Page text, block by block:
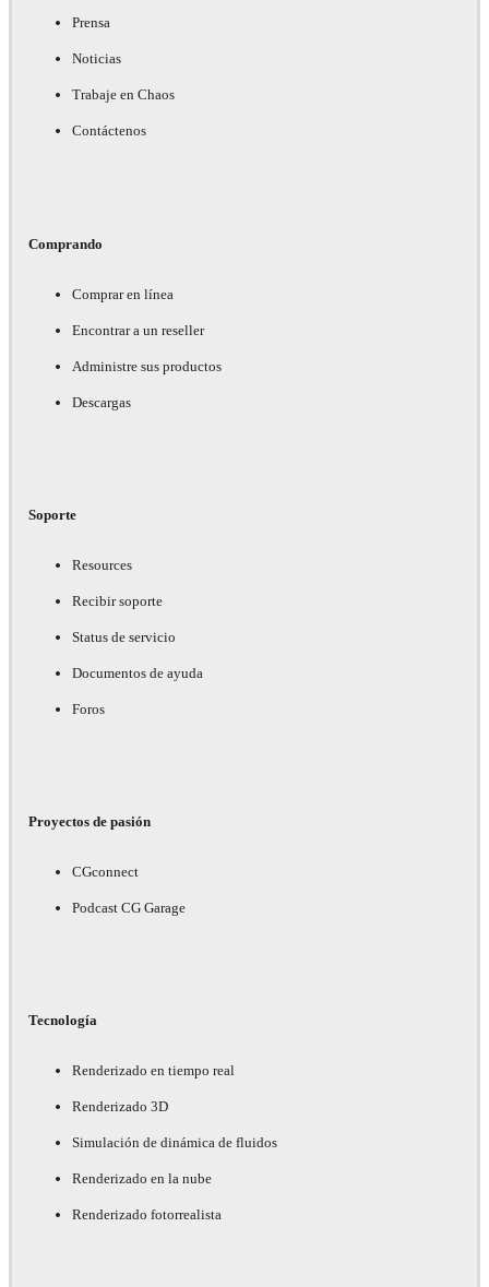
Prensa
Noticias
Trabaje en Chaos
Contáctenos
Comprando
Comprar en línea
Encontrar a un reseller
Administre sus productos
Descargas
Soporte
Resources
Recibir soporte
Status de servicio
Documentos de ayuda
Foros
Proyectos de pasión
CGconnect
Podcast CG Garage
Tecnología
Renderizado en tiempo real
Renderizado 3D
Simulación de dinámica de fluidos
Renderizado en la nube
Renderizado fotorrealista